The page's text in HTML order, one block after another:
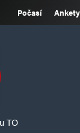
Počasí Ankety
TO